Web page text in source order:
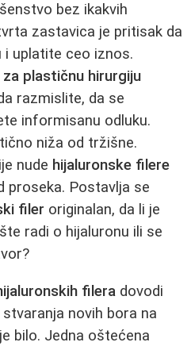
bez ikakvih
zastavica je pritisak da
i uplatite ceo iznos.
plastičnu hirurgiju
razmislite, da se
informisanu odluku.
niža od tržišne.
nude hijaluronske filere
proseka. Postavlja se
filer originalan, da li je
radi o hijaluronu ili se
filera dovodi
novih bora na
bilo. Jedna oštećena